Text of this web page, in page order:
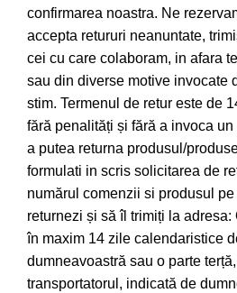
confirmarea noastra. Ne
accepta retururi neanuntate,
cei cu care colaboram, in afara
sau din diverse motive invocate
stim. Termenul de retur este de
fără penalități și fără a invoca
a putea returna produsul/
formulati in scris solicitarea de
numărul comenzii si produsul pe
returnezi și să îl trimiți la adresa:
în maxim 14 zile calendaristice
dumneavoastră sau o parte
transportatorul, indicată de